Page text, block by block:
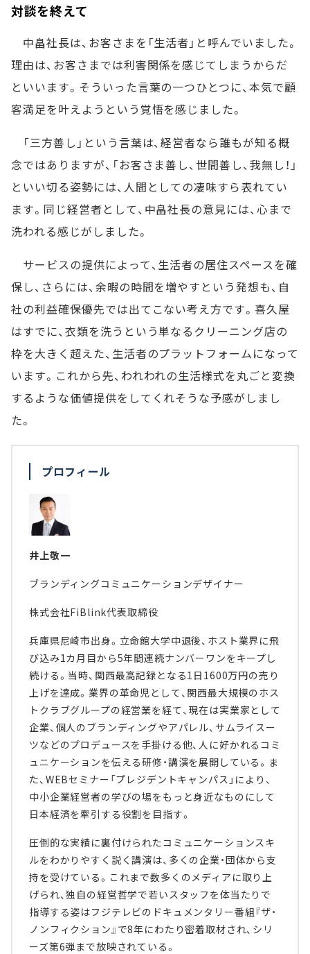
対談を終えて
中畠社長は、お客さまを「生活者」と呼んでいました。
理由は、お客さまでは利害関係を感じてしまうからだ
といいます。そういった言葉の一つひとつに、本気で顧
客満足を叶えようという覚悟を感じました。
「三方善し」という言葉は、経営者なら誰もが知る概
念ではありますが、「お客さま善し、世間善し、我無し！」
といい切る姿勢には、人間としての凄味すら表れてい
ます。同じ経営者として、中畠社長の意見には、心まで
洗われる感じがしました。
サービスの提供によって、生活者の居住スペースを確
保し、さらには、余暇の時間を増やすという発想も、自
社の利益確保優先では出てこない考え方です。喜久屋
はすでに、衣類を洗うという単なるクリーニング店の
枠を大きく超えた、生活者のプラットフォームになって
います。これから先、われわれの生活様式を丸ごと変換
するような価値提供をしてくれそうな予感がしまし
た。
プロフィール
井上敬一
ブランディングコミュニケーションデザイナー
株式会社FiBlink代表取締役
兵庫県尼崎市出身。立命館大学中退後、ホスト業界に飛
び込み1カ月目から5年間連続ナンバーワンをキープし
続ける。当時、関西最高記録となる1日1600万円の売り
上げを達成。業界の革命児として、関西最大規模のホス
トクラブグループの経営業を経て、現在は実業家として
企業、個人のブランディングやアパレル、サムライスー
ツなどのプロデュースを手掛ける他、人に好かれるコミ
ュニケーションを伝える研修・講演を展開している。ま
た、WEBセミナー「プレジデントキャンパス」により、
中小企業経営者の学びの場をもっと身近なものにして
日本経済を牽引する役割を目指す。
圧倒的な実績に裏付けられたコミュニケーションスキ
ルをわかりやすく説く講演は、多くの企業・団体から支
持を受けている。これまで数多くのメディアに取り上
げられ、独自の経営哲学で若いスタッフを体当たりで
指導する姿はフジテレビのドキュメンタリー番組『ザ・
ノンフィクション』で8年にわたり密着取材され、シリ
ーズ第6弾まで放映されている。